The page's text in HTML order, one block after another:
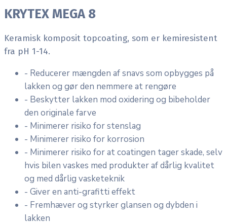
KRYTEX MEGA 8
Keramisk komposit topcoating, som er kemiresistent
fra pH 1-14.
- Reducerer mængden af snavs som opbygges på
lakken og gør den nemmere at rengøre
- Beskytter lakken mod oxidering og bibeholder
den originale farve
- Minimerer risiko for stenslag
- Minimerer risiko for korrosion
- Minimerer risiko for at coatingen tager skade, selv
hvis bilen vaskes med produkter af dårlig kvalitet
og med dårlig vasketeknik
- Giver en anti-grafitti effekt
- Fremhæver og styrker glansen og dybden i
lakken